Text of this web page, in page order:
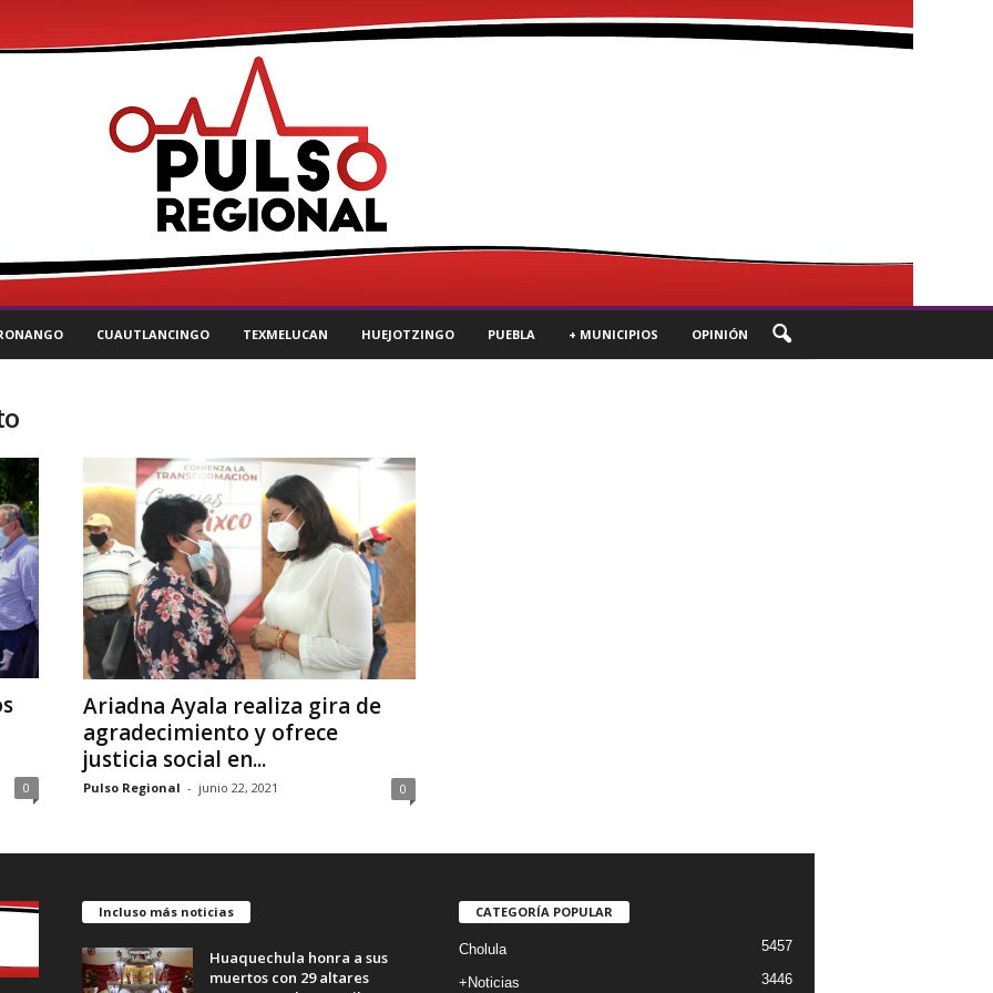
CUAUTLANCINGO TEXMELUCAN HUEJOTZINGO PUEBLA + MUNICIPIOS OPINIÓN
0
Ariadna Ayala realiza gira de
agradecimiento y ofrece
justicia social en...
Pulso Regional - junio 22, 2021 0
Incluso más noticias
Huaquechula honra a sus
muertos con 29 altares
CATEGORÍA POPULAR
Cholula 5457
+Noticias 3446